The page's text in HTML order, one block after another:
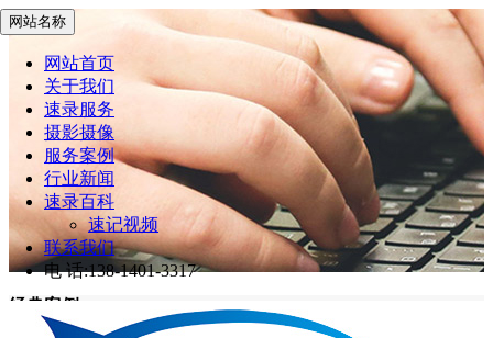
网站名称
网站首页
关于我们
速录服务
摄影摄像
服务案例
行业新闻
速录百科
速记视频
联系我们
电 话:138-1401-3317
经典案例